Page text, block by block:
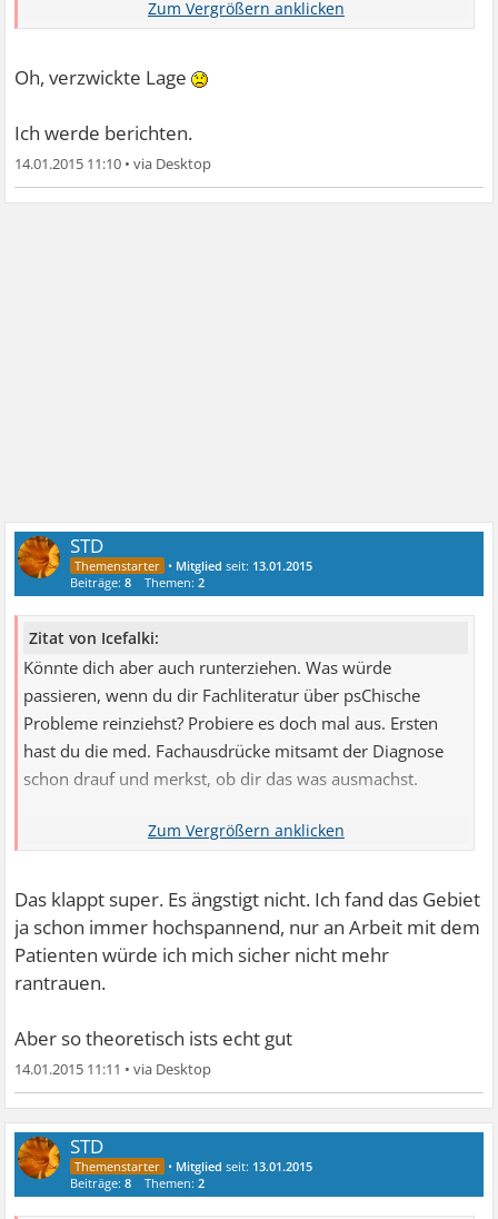
während des studiums habe ich mit geistig und körperlich
dann mit kindern in "sozialen brennpunkt- stadtvierteln"--
-- und naja, ich bin mittlerweile so weit, dass ich weiß,
dass der ganze soziale bereich für mich nichts ist.
ich komme da drauf gar nicht klar, weil ich mich zu wenig
LG, anna
Oh, verzwickte Lage
Ich werde berichten.
14.01.2015 11:10 •
STD
• Mitglied seit: 13.01.2015
Beiträge:8 Themen:2
Zitat von Icefalki:
Könnte dich aber auch runterziehen. Was würde
passieren, wenn du dir Fachliteratur über psChische
Probleme reinziehst? Probiere es doch mal aus. Ersten
hast du die med. Fachausdrücke mitsamt der Diagnose
schon drauf und merkst, ob dir das was ausmachst.
So ein bisschen üben. Google hat da ja schöne Inhalte.
Und wenn du merkst, du bekommst damit Probleme,
schnell raus. Und dann weißt du Bescheid.
Das klappt super. Es ängstigt nicht. Ich fand das Gebiet
ja schon immer hochspannend, nur an Arbeit mit dem
Patienten würde ich mich sicher nicht mehr
rantrauen.
Aber so theoretisch ists echt gut
14.01.2015 11:11 •
STD
• Mitglied seit: 13.01.2015
Beiträge:8 Themen:2